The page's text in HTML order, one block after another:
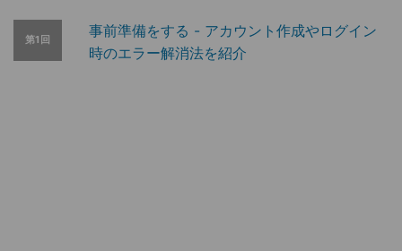
第1回
事前準備をする - アカウント作成やログイン
時のエラー解消法を紹介